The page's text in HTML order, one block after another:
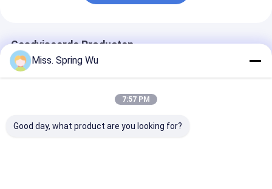
Geadviseerde Producten
Miss. Spring Wu
7:57 PM
Good day, what product are you looking for?